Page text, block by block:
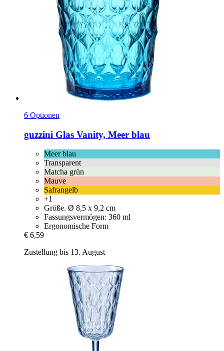
6 Optionen
guzzini Glas Vanity, Meer blau
Meer blau
Transparent
Matcha grün
Mauve
Safrangelb
+1
Größe. Ø 8,5 x 9,2 cm
Fassungsvermögen: 360 ml
Ergonomische Form
€ 6,59
Zustellung bis 13. August